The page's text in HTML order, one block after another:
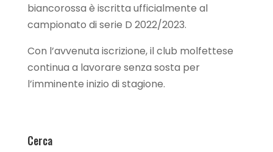
biancorossa è iscritta ufficialmente al
campionato di serie D 2022/2023.
Con l’avvenuta iscrizione, il club molfettese
continua a lavorare senza sosta per
l’imminente inizio di stagione.
Cerca